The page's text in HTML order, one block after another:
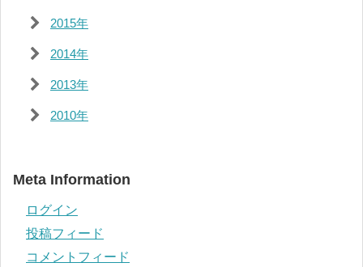
2015年
2014年
2013年
2010年
Meta Information
ログイン
投稿フィード
コメントフィード